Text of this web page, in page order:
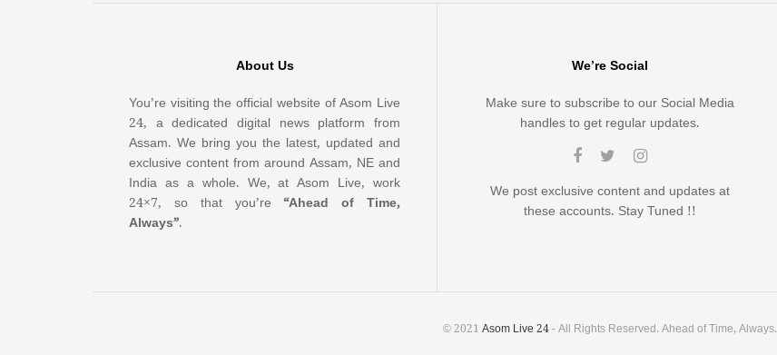
About Us
You’re visiting the official website of Asom Live
24, a dedicated digital news platform from
Assam. We bring you the latest, updated and
exclusive content from around Assam, NE and
India as a whole. We, at Asom Live, work
24×7, so that you’re“Ahead of Time,
Always”.
We’re Social
Make sure to subscribe to our Social Media
handles to get regular updates.
We post exclusive content and updates at
these accounts. Stay Tuned !!
© 2021 Asom Live 24- All Rights Reserved. Ahead of Time, Always.